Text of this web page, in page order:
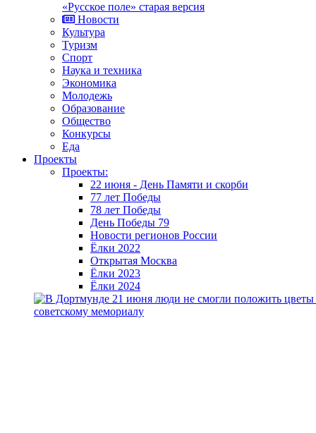
«Русское поле» старая версия
Новости
Культура
Туризм
Спорт
Наука и техника
Экономика
Молодежь
Образование
Общество
Конкурсы
Еда
Проекты
Проекты:
22 июня - День Памяти и скорби
77 лет Победы
78 лет Победы
День Победы 79
Новости регионов России
Ёлки 2022
Открытая Москва
Ёлки 2023
Ёлки 2024